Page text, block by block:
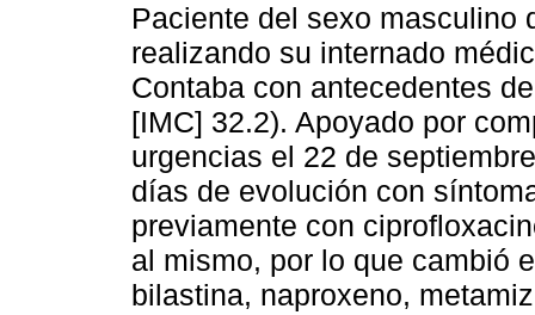
Paciente del sexo masculino
realizando su internado
Contaba con antecedentes
[IMC] 32.2). Apoyado por
urgencias el 22 de
días de evolución con
previamente con
al mismo, por lo que cambió
bilastina, naproxeno,